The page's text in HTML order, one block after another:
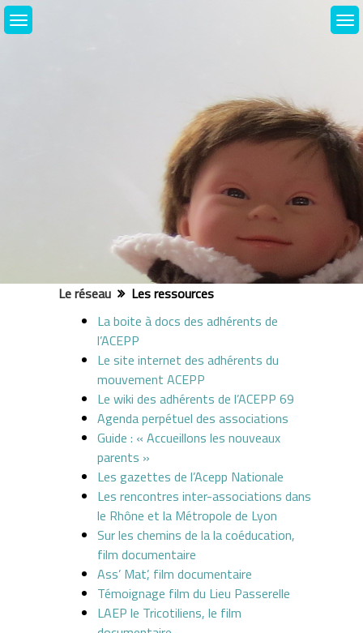
Skip
to
Le réseau
Les ressources
La boite à docs des adhérents de
l’ACEPP
Le site internet des adhérents du
mouvement ACEPP
Le wiki des adhérents de l’ACEPP 69
Agenda perpétuel des associations
Guide : « Accueillons les nouveaux
parents »
Les gazettes de l’Acepp Nationale
Les rencontres inter-associations dans
le Rhône et la Métropole de Lyon
Sur les chemins de la la coéducation,
film documentaire
Ass’ Mat’, film documentaire
Témoignage film du Lieu Passerelle
LAEP le Tricotiliens, le film